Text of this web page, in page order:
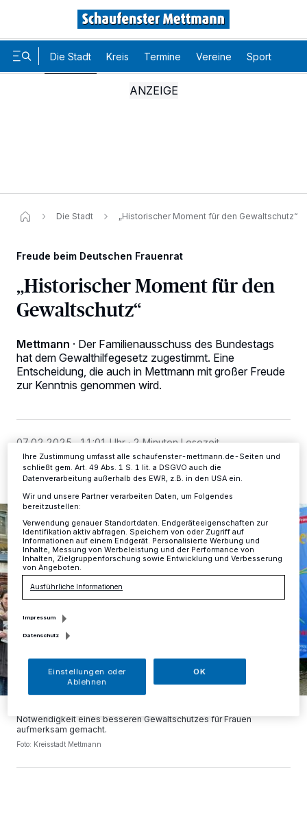
Die Stadt Kreis Termine Vereine Sport
Die Stadt „Historischer Moment für den Gewaltschutz“
Freude beim Deutschen Frauenrat
„Historischer Moment für den
Gewaltschutz“
Mettmann · Der Familienausschuss des Bundestags
hat dem Gewalthilfegesetz zugestimmt. Eine
Entscheidung, die auch in Mettmann mit großer Freude
zur Kenntnis genommen wird.
07.02.2025 , 11:01 Uhr 2 Minuten Lesezeit
Notwendigkeit eines besseren Gewaltschutzes für Frauen
aufmerksam gemacht.
Foto: Kreisstadt Mettmann
Wir und unsere218-Partner speichern und greifen auf
Kennungen auf Ihrem Gerät zu. Durch Auswahl von OK aktivieren Sie
Tracking-Technologien für die unter „Wir und unsere Partner
verarbeiten Daten, um Ihnen Dienste bereitzustellen“ aufgeführten
Zwecke. Wenn Tracker deaktiviert sind, sind manche Inhalte und
Anzeigen möglicherweise nicht mehr so relevant für Sie. Sie können
Informationen finden Sie in unserer Datenschutzerklärung.
Ihre Zustimmung umfasst alle schaufenster-mettmann.de-Seiten und
schließt gem. Art. 49 Abs. 1 S. 1 lit. a DSGVO auch die
Datenverarbeitung außerhalb des EWR, z.B. in den USA ein.
Wir und unsere Partner verarbeiten Daten, um Folgendes
bereitzustellen:
Verwendung genauer Standortdaten. Endgeräteeigenschaften zur
Identifikation aktiv abfragen. Speichern von oder Zugriff auf
Informationen auf einem Endgerät. Personalisierte Werbung und
Inhalte, Messung von Werbeleistung und der Performance von
Inhalten, Zielgruppenforschung sowie Entwicklung und Verbesserung
von Angeboten.
Ausführliche Informationen
Impressum
Datenschutz
Einstellungen oder
Ablehnen
OK